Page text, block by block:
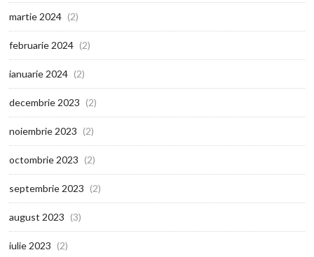
martie 2024 (2)
februarie 2024 (2)
ianuarie 2024 (2)
decembrie 2023 (2)
noiembrie 2023 (2)
octombrie 2023 (2)
septembrie 2023 (2)
august 2023 (3)
iulie 2023 (2)